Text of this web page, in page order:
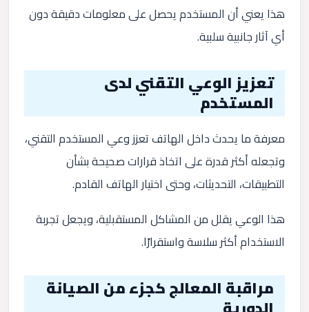
هذا يعني أن المستخدم يحصل على معلومات دقيقة دون
أي آثار جانبية سلبية.
تعزيز الوعي التقني لدى
المستخدم
معرفة ما يحدث داخل الهاتف تعزز وعي المستخدم التقني،
وتجعله أكثر قدرة على اتخاذ قرارات صحيحة بشأن
التطبيقات، التحديثات، وحتى اختيار الهاتف القادم.
هذا الوعي يقلل من المشاكل المستقبلية، ويجعل تجربة
الاستخدام أكثر سلاسة واستقرارًا.
مراقبة المعالج كجزء من الصيانة